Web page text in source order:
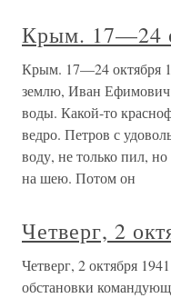
Крым. 17—24
Крым. 17—24 октября
землю, Иван Ефимович
воды. Какой-то
ведро. Петров с
воду, не только пил,
на шею. Потом он
Четверг, 2
Четверг, 2 октября
обстановки